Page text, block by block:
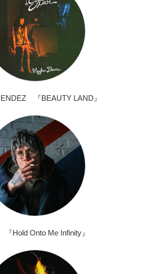
『BEAUTY LAND』
Hold Onto Me Infinity』